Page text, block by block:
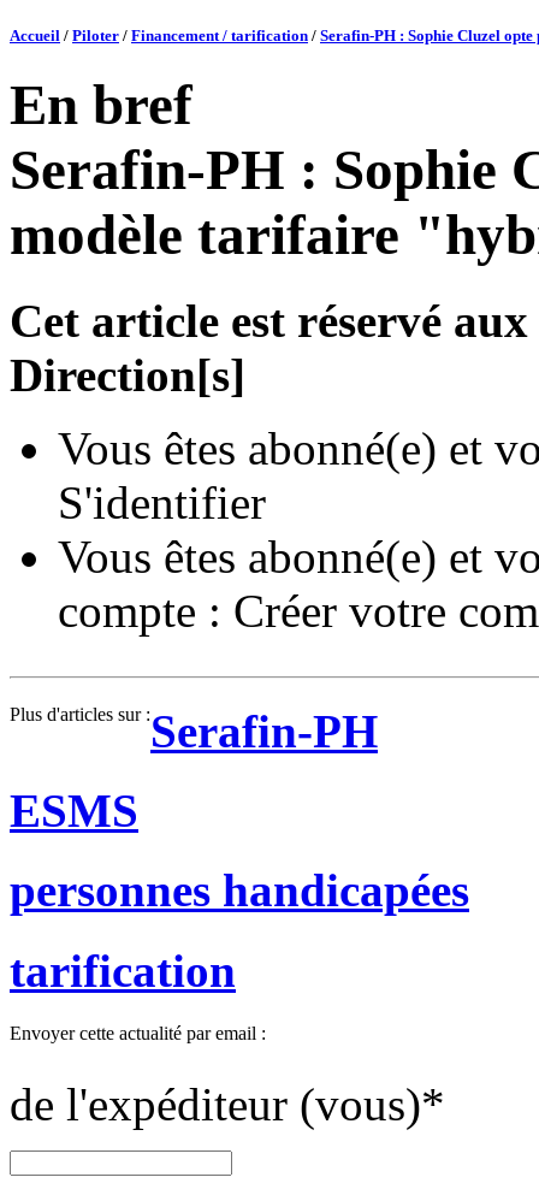
Accueil / Piloter / Financement / tarification / Serafin-PH : Sophie Cluzel
En bref
Serafin-PH : Sophie
modèle tarifaire
Cet article est réservé
Direction[s]
Vous êtes abonné(e) et
S'identifier
Vous êtes abonné(e) et
compte : Créer votre
Plus d'articles sur :Serafin-PH
ESMS
personnes handicapées
tarification
Envoyer cette actualité par email :
de l'expéditeur (vous)*